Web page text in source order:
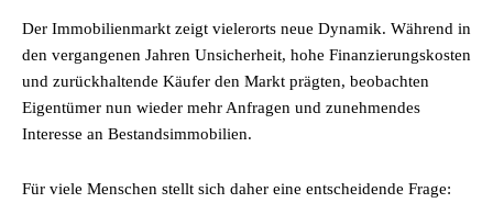
Der Immobilienmarkt zeigt vielerorts neue Dynamik. Während in
den vergangenen Jahren Unsicherheit, hohe Finanzierungskosten
und zurückhaltende Käufer den Markt prägten, beobachten
Eigentümer nun wieder mehr Anfragen und zunehmendes
Interesse an Bestandsimmobilien.
Für viele Menschen stellt sich daher eine entscheidende Frage: